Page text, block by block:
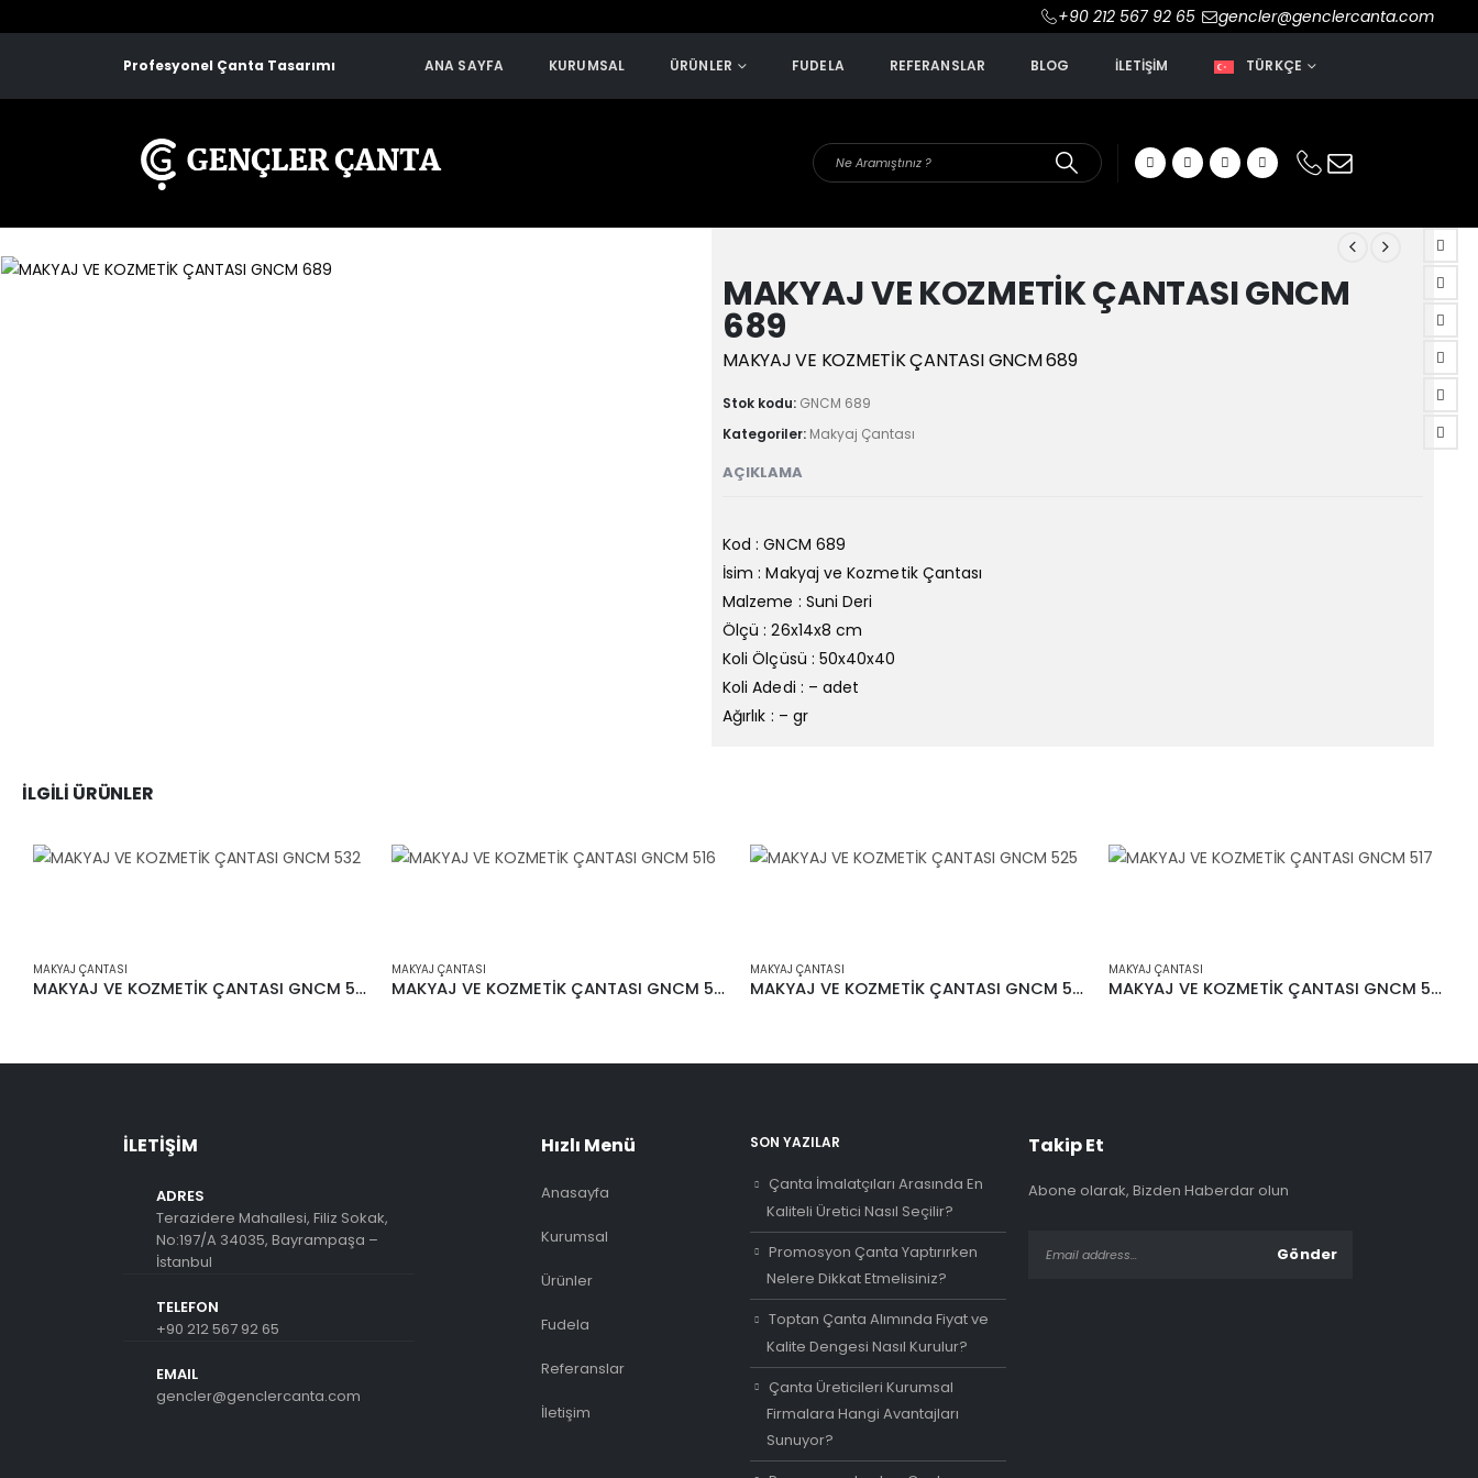
+90 212 567 92 65 gencler@genclercanta.com
Profesyonel Çanta Tasarımı ANA SAYFA KURUMSAL ÜRÜNLER FUDELA REFERANSLAR BLOG İLETIŞIM TÜRKÇE
MAKYAJ VE KOZMETİK ÇANTASI GNCM
689
MAKYAJ VE KOZMETİK ÇANTASI GNCM 689
Stok kodu: GNCM 689
Kategoriler: Makyaj Çantası
AÇIKLAMA
Kod : GNCM 689
İsim : Makyaj ve Kozmetik Çantası
Malzeme : Suni Deri
Ölçü : 26x14x8 cm
Koli Ölçüsü : 50x40x40
Koli Adedi : – adet
Ağırlık : – gr
İLGILI ÜRÜNLER
MAKYAJ ÇANTASI
MAKYAJ VE KOZMETİK ÇANTASI GNCM 532
MAKYAJ ÇANTASI
MAKYAJ VE KOZMETİK ÇANTASI GNCM 516
MAKYAJ ÇANTASI
MAKYAJ VE KOZMETİK ÇANTASI GNCM 525
MAKYAJ ÇANTASI
MAKYAJ VE KOZMETİK ÇANTASI GNCM 517
İLETIŞIM
ADRES
Terazidere Mahallesi, Filiz Sokak,
No:197/A 34035, Bayrampaşa –
İstanbul
TELEFON
+90 212 567 92 65
EMAIL
gencler@genclercanta.com
Hızlı Menü
Anasayfa
Kurumsal
Ürünler
Fudela
Referanslar
İletişim
SON YAZILAR
Çanta İmalatçıları Arasında En
Kaliteli Üretici Nasıl Seçilir?
Promosyon Çanta Yaptırırken
Nelere Dikkat Etmelisiniz?
Toptan Çanta Alımında Fiyat ve
Kalite Dengesi Nasıl Kurulur?
Çanta Üreticileri Kurumsal
Firmalara Hangi Avantajları
Sunuyor?
Takip Et
Abone olarak, Bizden Haberdar olun